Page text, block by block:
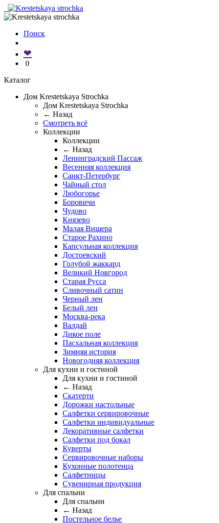
Поиск
❤
0
Каталог
Дом Krestetskaya Strochka
Дом Krestetskaya Strochka
← Назад
Смотреть всё
Коллекции
Коллекции
← Назад
Ленинградский Пассаж
Весенняя коллекция
Санкт-Петербург
Чайный стол
Любогорье
Боровичи
Чудово
Князево
Малая Вишера
Старое Рахино
Капсульная коллекция
Достоевский
Голубой жаккард
Великий Новгород
Старая Русса
Сливочный сатин
Черный лен
Белый лен
Москва-река
Валдай
Дикое поле
Пасхальная коллекция
Зимняя история
Новогодняя коллекция
Для кухни и гостиной
Для кухни и гостиной
← Назад
Скатерти
Дорожки настольные
Салфетки сервировочные
Салфетки индивидуальные
Декоративные салфетки
Салфетки под бокал
Куверты
Сервировочные наборы
Кухонные полотенца
Салфетницы
Сувенирная продукция
Для спальни
Для спальни
← Назад
Постельное белье